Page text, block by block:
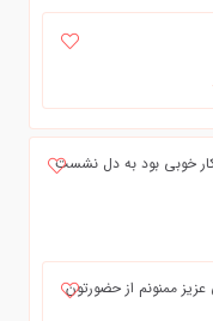
خوبی بود به دل نشست
ممنونم از حضورتون